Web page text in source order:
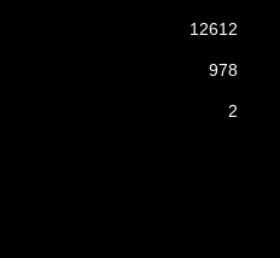
12612
978
2